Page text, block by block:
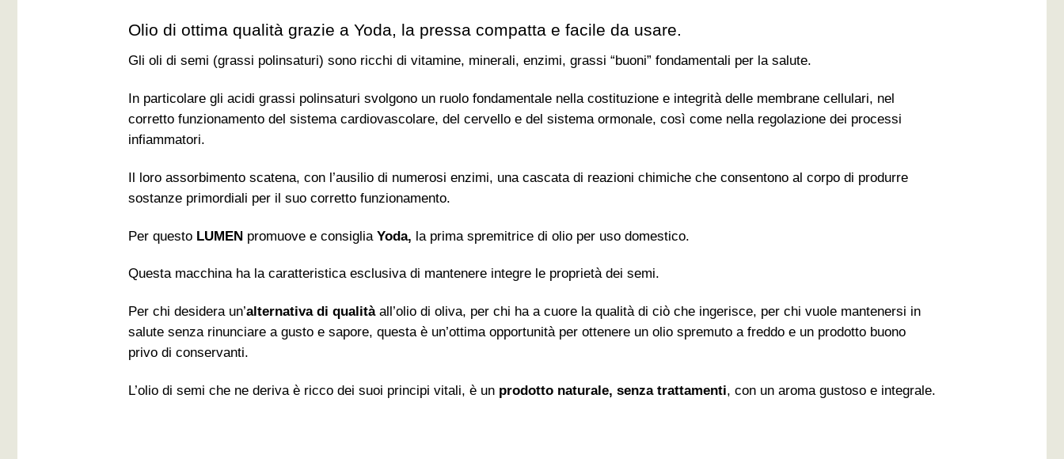
Olio di ottima qualità grazie a Yoda, la pressa compatta e facile da usare.
Gli oli di semi (grassi polinsaturi) sono ricchi di vitamine, minerali, enzimi, grassi “buoni” fondamentali per la salute.
In particolare gli acidi grassi polinsaturi svolgono un ruolo fondamentale nella costituzione e integrità delle membrane cellulari, nel
corretto funzionamento del sistema cardiovascolare, del cervello e del sistema ormonale, così come nella regolazione dei processi
infiammatori.
Il loro assorbimento scatena, con l’ausilio di numerosi enzimi, una cascata di reazioni chimiche che consentono al corpo di produrre
sostanze primordiali per il suo corretto funzionamento.
Per questo LUMEN promuove e consiglia Yoda, la prima spremitrice di olio per uso domestico.
Questa macchina ha la caratteristica esclusiva di mantenere integre le proprietà dei semi.
Per chi desidera un’alternativa di qualitàall’olio di oliva, per chi ha a cuore la qualità di ciò che ingerisce, per chi vuole mantenersi in
salute senza rinunciare a gusto e sapore, questa è un’ottima opportunità per ottenere un olio spremuto a freddo e un prodotto buono
privo di conservanti.
L’olio di semi che ne deriva è ricco dei suoi principi vitali, è un prodotto naturale, senza trattamenti, con un aroma gustoso e integrale.